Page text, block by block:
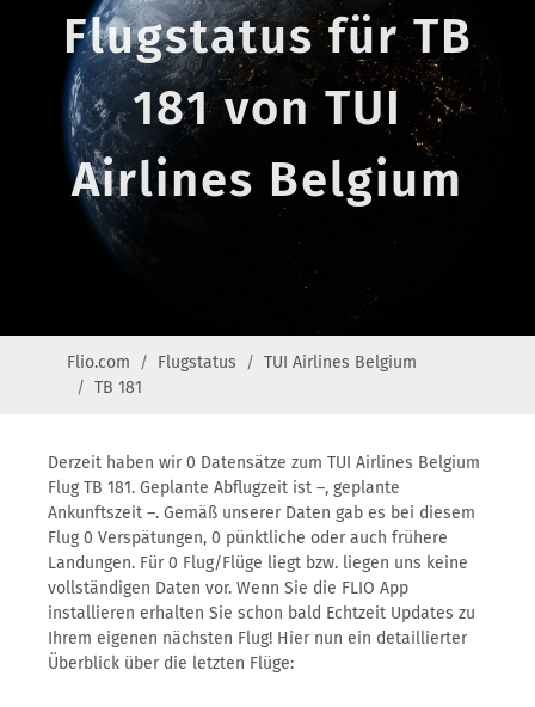
Flugstatus für TB
181 von TUI
Airlines Belgium
Flio.com Flugstatus
TUI Airlines Belgium
TB 181
Derzeit haben wir 0 Datensätze zum TUI Airlines Belgium
Flug TB 181. Geplante Abflugzeit ist –, geplante
Ankunftszeit –. Gemäß unserer Daten gab es bei diesem
Flug 0 Verspätungen, 0 pünktliche oder auch frühere
Landungen. Für 0 Flug/Flüge liegt bzw. liegen uns keine
vollständigen Daten vor. Wenn Sie die FLIO App
installieren erhalten Sie schon bald Echtzeit Updates zu
Ihrem eigenen nächsten Flug! Hier nun ein detaillierter
Überblick über die letzten Flüge: